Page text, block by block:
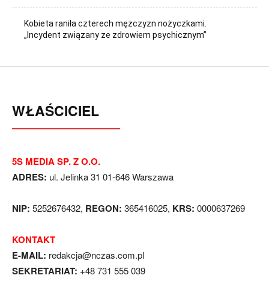
Kobieta raniła czterech mężczyzn nożyczkami.
„Incydent związany ze zdrowiem psychicznym”
WŁAŚCICIEL
5S MEDIA SP. Z O.O.
ADRES: ul. Jelinka 31 01-646 Warszawa
NIP: 5252676432, REGON: 365416025, KRS: 0000637269
KONTAKT
E-MAIL: redakcja@nczas.com.pl
SEKRETARIAT: +48 731 555 039